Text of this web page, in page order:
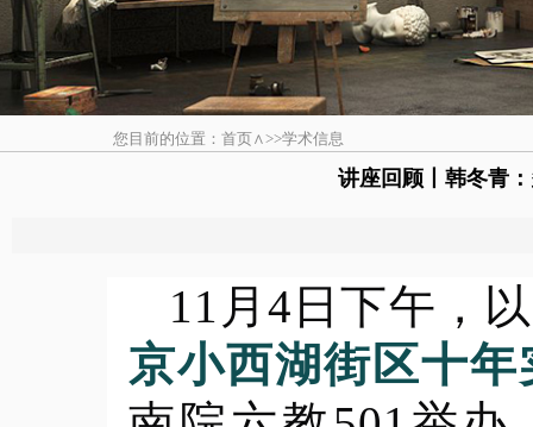
您目前的位置：首页∧>>学术信息
讲座回顾丨韩冬青
11月4日下午，以
京小西湖街区十年